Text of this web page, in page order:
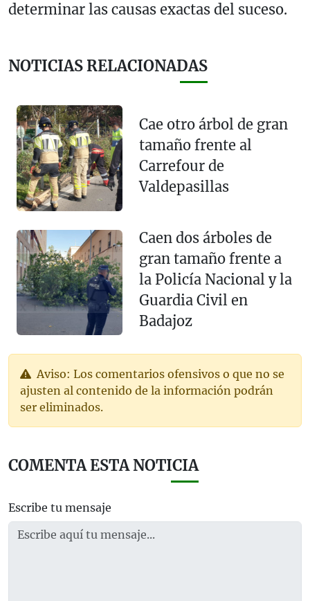
determinar las causas exactas del suceso.
NOTICIAS RELACIONADAS
Cae otro árbol de gran
tamaño frente al
Carrefour de
Valdepasillas
Caen dos árboles de
gran tamaño frente a
la Policía Nacional y la
Guardia Civil en
Badajoz
Aviso: Los comentarios ofensivos o que no se
ajusten al contenido de la información podrán
ser eliminados.
COMENTA ESTA NOTICIA
Escribe tu mensaje